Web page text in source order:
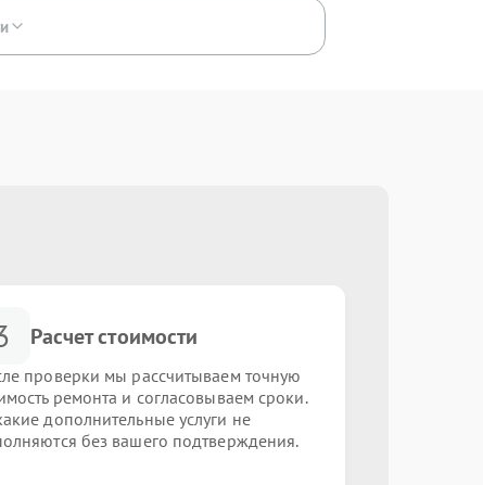
Расчет стоимости
проверки мы рассчитываем точную
ремонта и согласовываем сроки.
дополнительные услуги не
без вашего подтверждения.